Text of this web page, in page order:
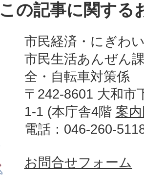
この記事に関する
市民経済・にぎわ
市民生活あんぜん
全・自転車対策係
〒242-8601 大和市
1-1 (本庁舎4階 案
電話：046-260-
お問合せフォーム